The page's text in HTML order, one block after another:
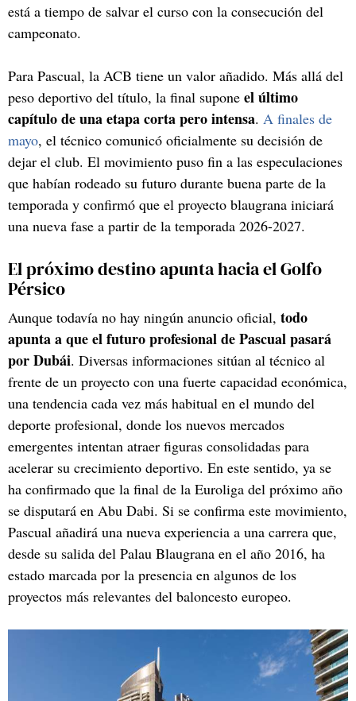
está a tiempo de salvar el curso con la consecución del
campeonato.
Para Pascual, la ACB tiene un valor añadido. Más allá del
peso deportivo del título, la final supone el último
capítulo de una etapa corta pero intensa. A finales de
mayo, el técnico comunicó oficialmente su decisión de
dejar el club. El movimiento puso fin a las especulaciones
que habían rodeado su futuro durante buena parte de la
temporada y confirmó que el proyecto blaugrana iniciará
una nueva fase a partir de la temporada 2026-2027.
El próximo destino apunta hacia el Golfo
Pérsico
Aunque todavía no hay ningún anuncio oficial, todo
apunta a que el futuro profesional de Pascual pasará
por Dubái. Diversas informaciones sitúan al técnico al
frente de un proyecto con una fuerte capacidad económica,
una tendencia cada vez más habitual en el mundo del
deporte profesional, donde los nuevos mercados
emergentes intentan atraer figuras consolidadas para
acelerar su crecimiento deportivo. En este sentido, ya se
ha confirmado que la final de la Euroliga del próximo año
se disputará en Abu Dabi. Si se confirma este movimiento,
Pascual añadirá una nueva experiencia a una carrera que,
desde su salida del Palau Blaugrana en el año 2016, ha
estado marcada por la presencia en algunos de los
proyectos más relevantes del baloncesto europeo.